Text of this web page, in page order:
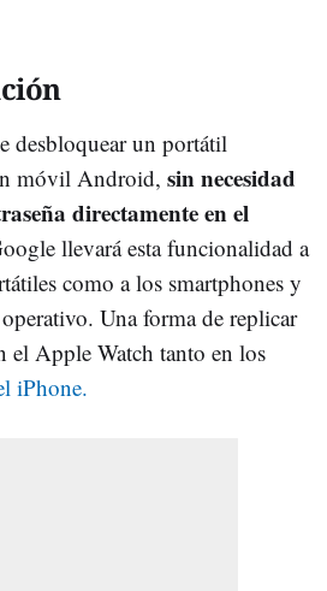
desbloquear un portátil
móvil Android, sin necesidad
directamente en el
llevará esta funcionalidad a
como a los smartphones y
Una forma de replicar
el Apple Watch tanto en los
iPhone.